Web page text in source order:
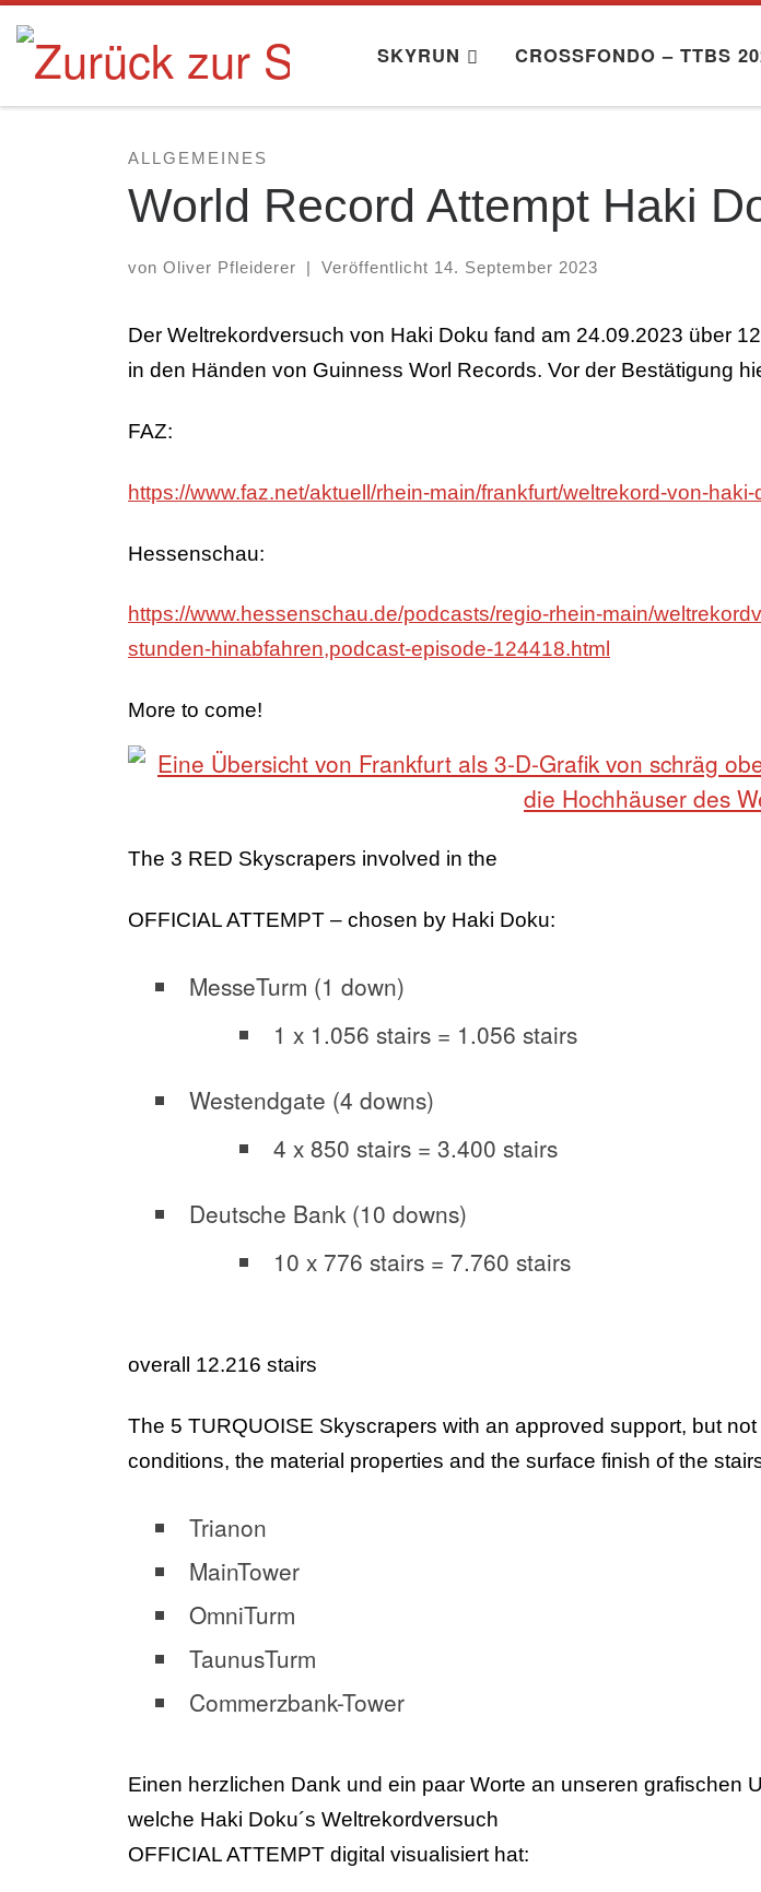
Zum Inhalt springen
SKYRUN CROSSFONDO – TTBS
ALLGEMEINES
World Record Attempt Haki
von Oliver Pfleiderer Veröffentlicht 14. September 2023
Der Weltrekordversuch von Haki Doku fand am 24.09.2023 über
in den Händen von Guinness Worl Records. Vor der Bestätigung
FAZ:
https://www.faz.net/aktuell/rhein-main/frankfurt/weltrekord-von-
Hessenschau:
https://www.hessenschau.de/podcasts/regio-rhein-main/
stunden-hinabfahren,podcast-episode-124418.html
More to come!
The 3 RED Skyscrapers involved in the
OFFICIAL ATTEMPT – chosen by Haki Doku:
MesseTurm (1 down)
1 x 1.056 stairs = 1.056 stairs
Westendgate (4 downs)
4 x 850 stairs = 3.400 stairs
Deutsche Bank (10 downs)
10 x 776 stairs = 7.760 stairs
overall 12.216 stairs
The 5 TURQUOISE Skyscrapers with an approved support, but
conditions, the material properties and the surface finish of the
Trianon
MainTower
OmniTurm
TaunusTurm
Commerzbank-Tower
Einen herzlichen Dank und ein paar Worte an unseren grafischen
welche Haki Doku´s Weltrekordversuch
OFFICIAL ATTEMPT digital visualisiert hat: